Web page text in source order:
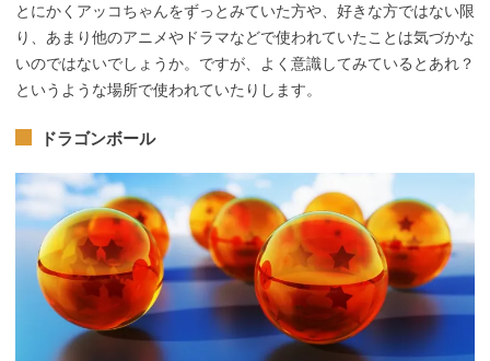
とにかくアッコちゃんをずっとみていた方や、好きな方ではない限
り、あまり他のアニメやドラマなどで使われていたことは気づかな
いのではないでしょうか。ですが、よく意識してみているとあれ？
というような場所で使われていたりします。
ドラゴンボール